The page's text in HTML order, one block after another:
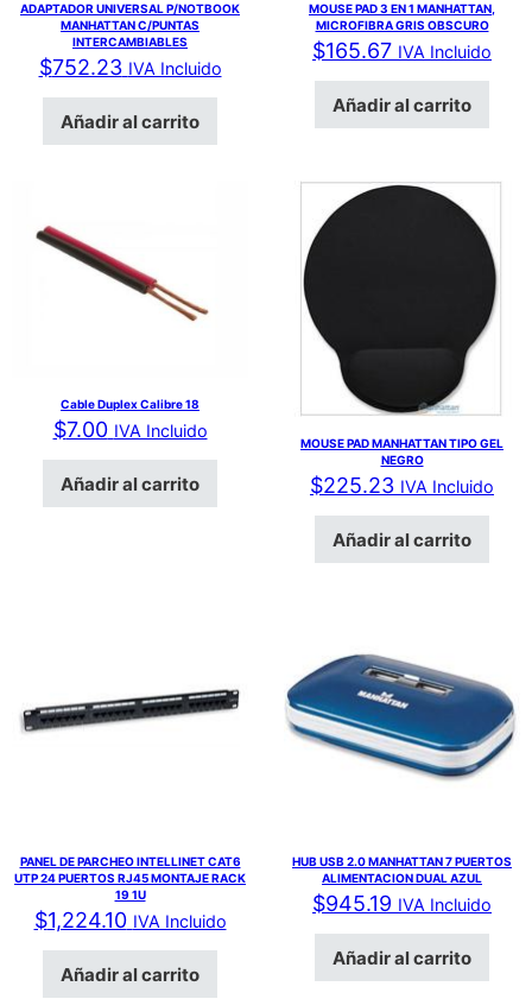
ADAPTADOR UNIVERSAL P/NOTBOOK
MANHATTAN C/PUNTAS
INTERCAMBIABLES
$752.23 IVA Incluido
Añadir al carrito
MOUSE PAD 3 EN 1 MANHATTAN,
MICROFIBRA GRIS OBSCURO
$165.67 IVA Incluido
Añadir al carrito
Cable Duplex Calibre 18
$7.00 IVA Incluido
Añadir al carrito
MOUSE PAD MANHATTAN TIPO GEL
NEGRO
$225.23 IVA Incluido
Añadir al carrito
PANEL DE PARCHEO INTELLINET CAT6
UTP 24 PUERTOS RJ45 MONTAJE RACK
19 1U
$1,224.10 IVA Incluido
Añadir al carrito
HUB USB 2.0 MANHATTAN 7 PUERTOS
ALIMENTACION DUAL AZUL
$945.19 IVA Incluido
Añadir al carrito